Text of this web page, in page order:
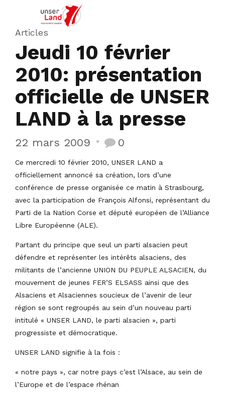
Articles
Jeudi 10 février
2010: présentation
officielle de UNSER
LAND à la presse
22 mars 2009 0
Ce mercredi 10 février 2010, UNSER LAND a
officiellement annoncé sa création, lors d’une
conférence de presse organisée ce matin à Strasbourg,
avec la participation de François Alfonsi, représentant du
Parti de la Nation Corse et député européen de l’Alliance
Libre Européenne (ALE).
Partant du principe que seul un parti alsacien peut
défendre et représenter les intérêts alsaciens, des
militants de l’ancienne UNION DU PEUPLE ALSACIEN, du
mouvement de jeunes FER’S ELSASS ainsi que des
Alsaciens et Alsaciennes soucieux de l’avenir de leur
région se sont regroupés au sein d’un nouveau parti
intitulé « UNSER LAND, le parti alsacien », parti
progressiste et démocratique.
UNSER LAND signifie à la fois :
« notre pays », car notre pays c’est l’Alsace, au sein de
l’Europe et de l’espace rhénan